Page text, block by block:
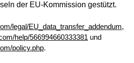
der EU-Kommission gestützt.
legal/EU_data_transfer_addendum,
help/566994660333381 und
policy.php.